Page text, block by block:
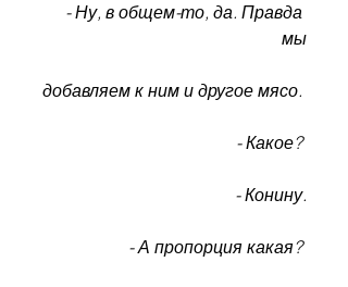
- Ну, в общем-то, да. Правда
мы
добавляем к ним и другое мясо.
- Какое?
- Конину.
- А пропорция какая?